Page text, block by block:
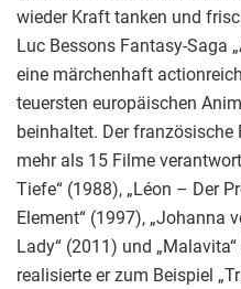
wieder Kraft tanken und
Luc Bessons Fantasy-Saga
eine märchenhaft
teuersten europäischen
beinhaltet. Der
mehr als 15 Filme
Tiefe“ (1988), „Léon – Der
Element“ (1997), „Johanna
Lady“ (2011) und
realisierte er zum Beispiel